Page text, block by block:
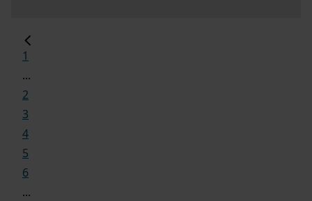
1
...
2
3
4
5
6
...